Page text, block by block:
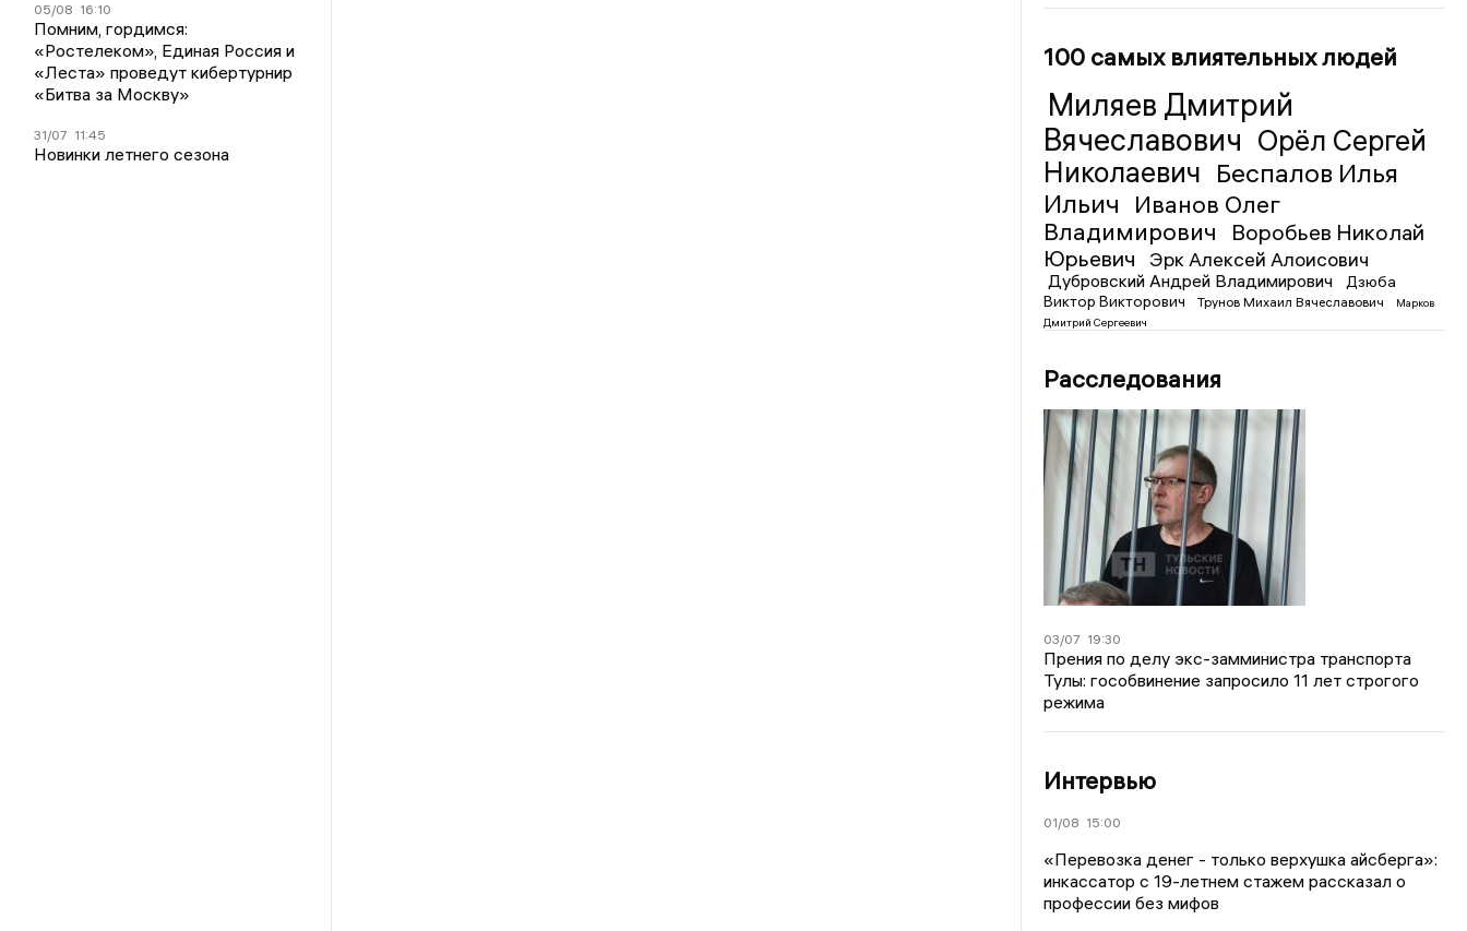
05/08 16:10
Помним, гордимся:
«Ростелеком», Единая Россия и
«Леста» проведут кибертурнир
«Битва за Москву»
31/07 11:45
Новинки летнего сезона
100 самых влиятельных людей
Миляев Дмитрий
Вячеславович Орёл Сергей
Николаевич Беспалов Илья
Ильич
Иванов Олег
Владимирович
Воробьев Николай
Юрьевич
Эрк Алексей Алоисович
Дубровский Андрей Владимирович
Дзюба
Виктор Викторович
Трунов Михаил Вячеславович
Марков
Дмитрий Сергеевич
Расследования
03/07 19:30
Прения по делу экс-замминистра транспорта
Тулы: гособвинение запросило 11 лет строгого
режима
Интервью
01/08 15:00
«Перевозка денег - только верхушка айсберга»:
инкассатор с 19-летнем стажем рассказал о
профессии без мифов